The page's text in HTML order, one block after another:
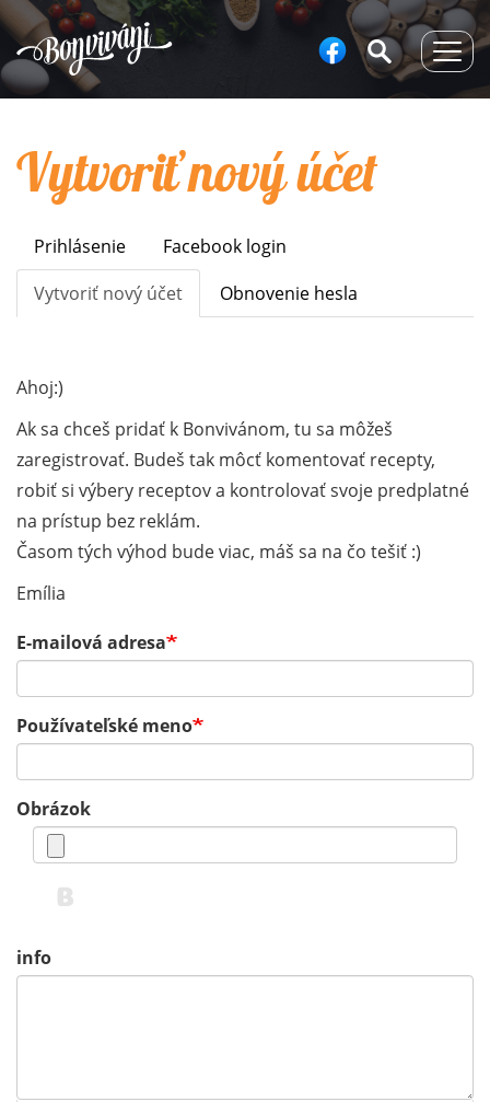
Vytvoriť nový účet
Primary
tabs
Prihlásenie
Facebook login
Vytvoriť nový účet (aktívna
karta)
Obnovenie hesla
Ahoj:)
Ak sa chceš pridať k Bonvivánom, tu sa môžeš
zaregistrovať. Budeš tak môcť komentovať recepty,
robiť si výbery receptov a kontrolovať svoje predplatné
na prístup bez reklám.
Časom tých výhod bude viac, máš sa na čo tešiť :)
Emília
E-mailová adresa
Používateľské meno
Obrázok
info